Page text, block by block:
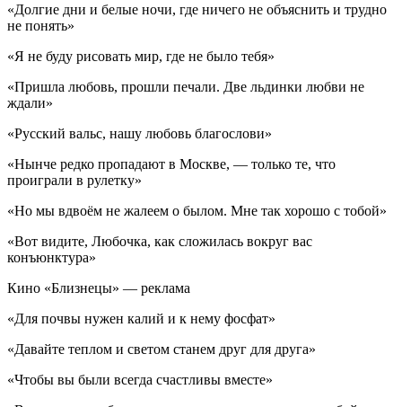
«Долгие дни и белые ночи, где ничего не объяснить и трудно
не понять»
«Я не буду рисовать мир, где не было тебя»
«Пришла любовь, прошли печали. Две льдинки любви не
ждали»
«Русский вальс, нашу любовь благослови»
«Нынче редко пропадают в Москве, — только те, что
проиграли в рулетку»
«Но мы вдвоём не жалеем о былом. Мне так хорошо с тобой»
«Вот видите, Любочка, как сложилась вокруг вас
конъюнктура»
Кино «Близнецы» — реклама
«Для почвы нужен калий и к нему фосфат»
«Давайте теплом и светом станем друг для друга»
«Чтобы вы были всегда счастливы вместе»